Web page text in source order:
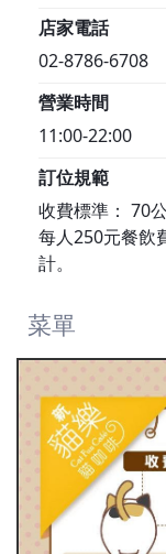
店家電話
02-8786-6708
營業時間
11:00-22:00
訂位規範
收費標準： 70
每人250元餐飲
計。
菜單